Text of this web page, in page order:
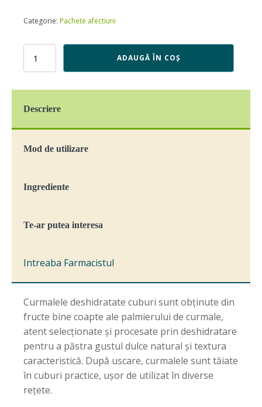
Categorie: Pachete afectiuni
Cantitate
cuburi
250
ADAUGĂ ÎN COȘ
Descriere
Mod de utilizare
Ingrediente
Te-ar putea interesa
Intreaba Farmacistul
Curmalele deshidratate cuburi sunt obținute din
fructe bine coapte ale palmierului de curmale,
atent selecționate și procesate prin deshidratare
pentru a păstra gustul dulce natural și textura
caracteristică. După uscare, curmalele sunt tăiate
în cuburi practice, ușor de utilizat în diverse
rețete.